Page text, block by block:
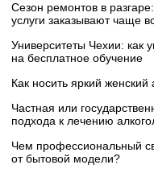
Сезон ремонтов в
услуги заказывают чаще
Университеты Чехии: как
на бесплатное обучение
Как носить яркий
Частная или
подхода к лечению
Чем профессиональный
от бытовой модели?